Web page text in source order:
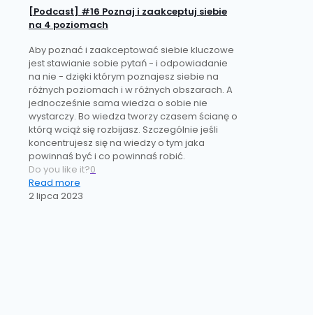
[Podcast] #16 Poznaj i zaakceptuj siebie
na 4 poziomach
Aby poznać i zaakceptować siebie kluczowe
jest stawianie sobie pytań - i odpowiadanie
na nie - dzięki którym poznajesz siebie na
różnych poziomach i w różnych obszarach. A
jednocześnie sama wiedza o sobie nie
wystarczy. Bo wiedza tworzy czasem ścianę o
którą wciąż się rozbijasz. Szczególnie jeśli
koncentrujesz się na wiedzy o tym jaka
powinnaś być i co powinnaś robić.
Do you like it?0
Read more
2 lipca 2023